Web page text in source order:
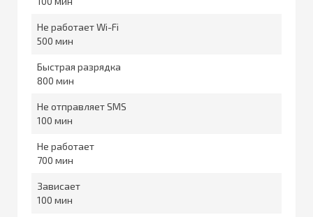
Не работает Wi-Fi
500
Быстрая разрядка
800
Не отправляет SMS
100
Не работает
700
Зависает
100